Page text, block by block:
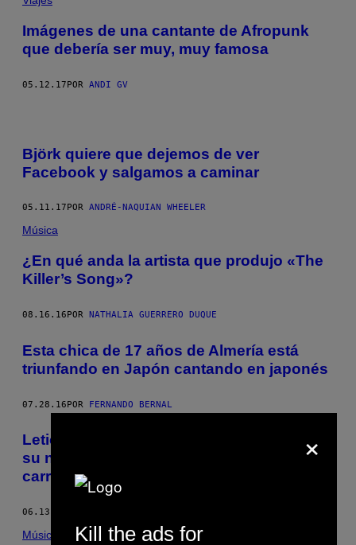
Imágenes de una cantante de Afropunk
que debería ser muy, muy famosa
05.12.17POR ANDI GV
Björk quiere que dejemos de ver
Facebook y salgamos a caminar
05.11.17 POR ANDRÉ-NAQUIAN WHEELER
Música
¿En qué anda la artista que produjo «The
Killer’s Song»?
08.16.16POR NATHALIA GUERRERO DUQUE
Esta chica de 17 años de Almería está
triunfando en Japón cantando en japonés
07.28.16POR FERNANDO BERNAL
Leticia Sabater habla sobre ‘Salchipapa’,
su nuevo videoclip, y el futuro de su
carrera
06.13.16
Música
×
Kill the ads for